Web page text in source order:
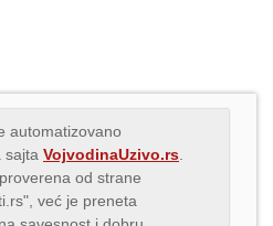
automatizovano
sajta VojvodinaUzivo.rs
od strane
već je preneta